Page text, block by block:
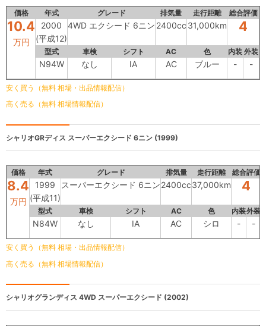
価格 年式 グレード 排気量 走行距離 総合評価
10.4
万円
2000
(平成12)
4WD エクシード 6ニン 2400cc 31,000km 4
型式 車検 シフト AC 色 内装 外装
N94W なし IA AC ブルー - -
安く買う（無料 相場・出品情報配信）
高く売る（無料 相場情報配信）
シャリオGRディス スーパーエクシード 6ニン (1999)
価格 年式 グレード 排気量 走行距離 総合評価
8.4
万円
1999
(平成11)
スーパーエクシード 6ニン2400cc37,000km 4
型式 車検 シフト AC 色 内装外装
N84W なし IA AC シロ - -
安く買う（無料 相場・出品情報配信）
高く売る（無料 相場情報配信）
シャリオグランディス 4WD スーパーエクシード (2002)